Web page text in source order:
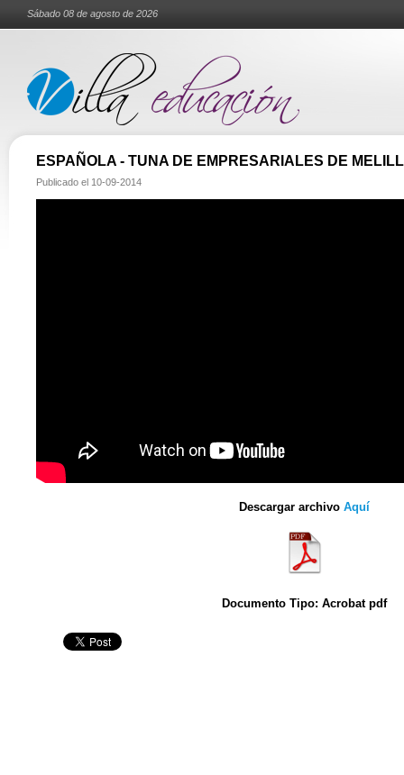
Sábado 08 de agosto de 2026
ESPAÑOLA - TUNA DE EMPRESARIALES DE
Publicado el 10-09-2014
Descargar archivo Aquí
Documento Tipo: Acrobat pdf